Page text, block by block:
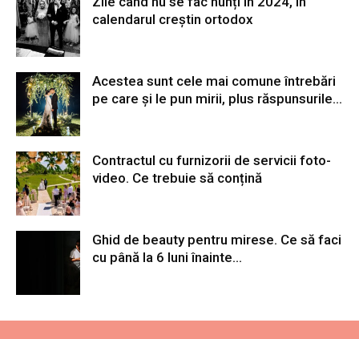
calendarul creștin ortodox
Acestea sunt cele mai comune întrebări
pe care și le pun mirii, plus răspunsurile...
Contractul cu furnizorii de servicii foto-
video. Ce trebuie să conțină
Ghid de beauty pentru mirese. Ce să faci
cu până la 6 luni înainte...